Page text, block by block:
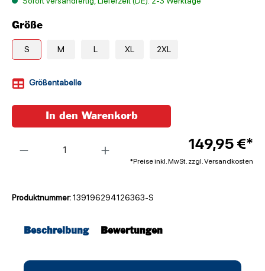
Größe
S M L XL 2XL
Größentabelle
149,95 €*
*Preise inkl. MwSt. zzgl. Versandkosten
In den Warenkorb
Produktnummer:139196294126363-S
Beschreibung Bewertungen